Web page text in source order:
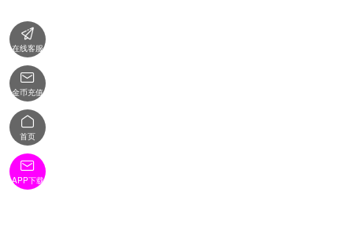

在线客服

金币充值

首页

APP下载